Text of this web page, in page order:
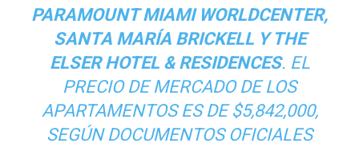
PARAMOUNT MIAMI WORLDCENTER,
SANTA MARÍA BRICKELL Y THE
ELSER HOTEL & RESIDENCES. EL
PRECIO DE MERCADO DE LOS
APARTAMENTOS ES DE $5,842,000,
SEGÚN DOCUMENTOS OFICIALES